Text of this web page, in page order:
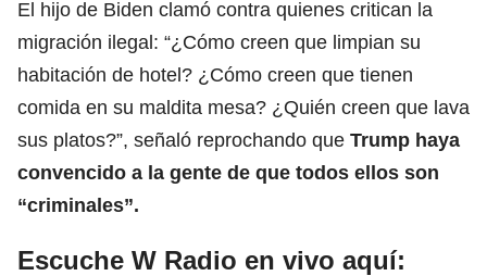
El hijo de Biden clamó contra quienes critican la
migración ilegal: “¿Cómo creen que limpian su
habitación de hotel? ¿Cómo creen que tienen
comida en su maldita mesa? ¿Quién creen que lava
sus platos?”, señaló reprochando que Trump haya
convencido a la gente de que todos ellos son
“criminales”.
Escuche W Radio en vivo aquí: